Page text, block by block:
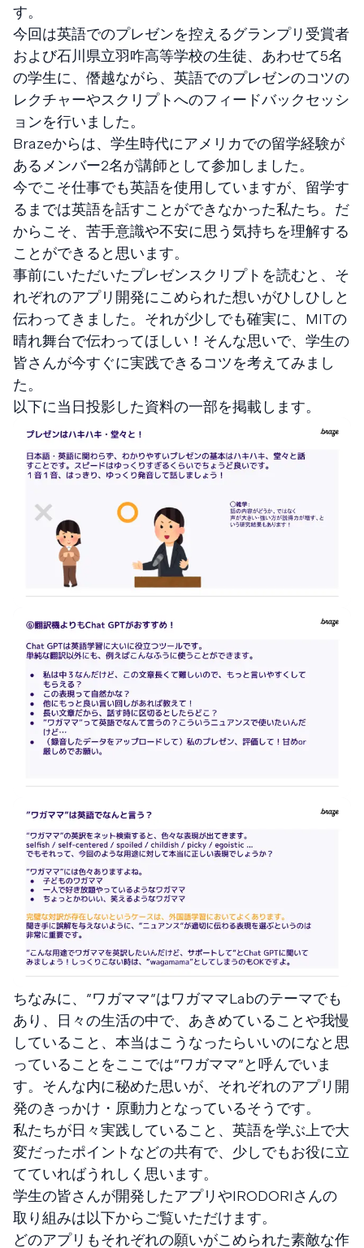
す。
今回は英語でのプレゼンを控えるグランプリ受賞者
および石川県立羽咋高等学校の生徒、あわせて5名
の学生に、僭越ながら、英語でのプレゼンのコツの
レクチャーやスクリプトへのフィードバックセッシ
ョンを行いました。
Brazeからは、学生時代にアメリカでの留学経験が
あるメンバー2名が講師として参加しました。
今でこそ仕事でも英語を使用していますが、留学す
るまでは英語を話すことができなかった私たち。だ
からこそ、苦手意識や不安に思う気持ちを理解する
ことができると思います。
事前にいただいたプレゼンスクリプトを読むと、そ
れぞれのアプリ開発にこめられた想いがひしひしと
伝わってきました。それが少しでも確実に、MITの
晴れ舞台で伝わってほしい！そんな思いで、学生の
皆さんが今すぐに実践できるコツを考えてみまし
た。
以下に当日投影した資料の一部を掲載します。
ちなみに、”ワガママ”はワガママLabのテーマでも
あり、日々の生活の中で、あきめていることや我慢
していること、本当はこうなったらいいのになと思
っていることをここでは”ワガママ”と呼んでいま
す。そんな内に秘めた思いが、それぞれのアプリ開
発のきっかけ・原動力となっているそうです。
私たちが日々実践していること、英語を学ぶ上で大
変だったポイントなどの共有で、少しでもお役に立
てていればうれしく思います。
学生の皆さんが開発したアプリやIRODORIさんの
取り組みは以下からご覧いただけます。
どのアプリもそれぞれの願いがこめられた素敵な作